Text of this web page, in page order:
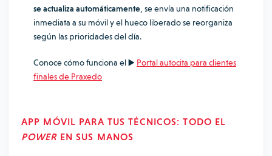
se actualiza automáticamente , se envía una notificación
inmediata a su móvil y el hueco liberado se reorganiza
según las prioridades del día.
Conoce cómo funciona el ▶️ Portal autocita para clientes
finales de Praxedo
APP MÓVIL PARA TUS TÉCNICOS: TODO EL
POWEREN SUS MANOS